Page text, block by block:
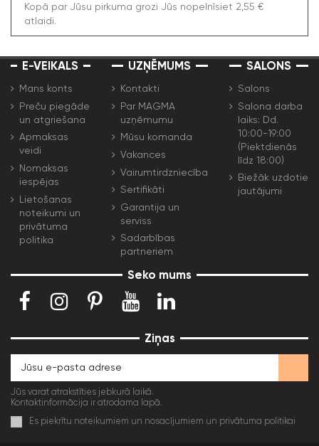
Kopā par Jūsu pirkuma grozi Jūs nopelnīsiet 2,55 €
atlaidi.
E-VEIKALS
Mans konts
Preču piegāde
un atgriešana
Apmaksas
veidi
Nomaksas
iespējas
Lietošanas
noteikumi un
privātuma
politika
UZŅĒMUMS
Kontakti
Par MAGMA
uzņēmumu
Mūsu komanda
Vakances
Vairumtirdzniecība
Sertifikāti
Garantija un
serviss
Sadarbības
partneriem
SALONS
Salons
Salona darba
laiks: Dd.
10:00-19:00
(Piektdienās
līdz 18:00)
Biežāk uzdotie
jautājumi
Seko mums
Ziņas
Jūs varat atrakstīties jebkurā laikā.
Kontaktinformācija ir atrodama lapā.
Es piekrītu noteikumiem un nosacījumiem un privātuma politikai